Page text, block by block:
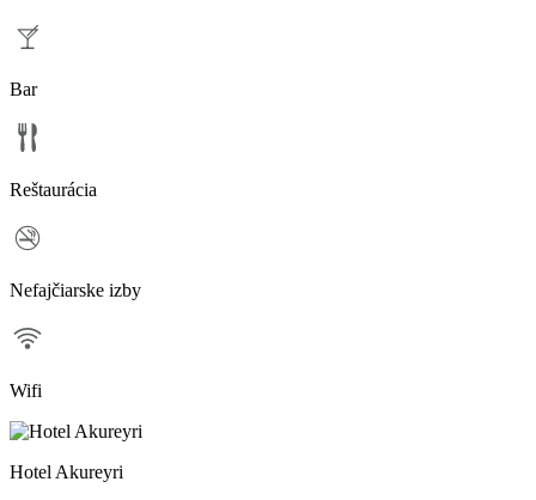
Bar
Reštaurácia
Nefajčiarske izby
Wifi
Hotel Akureyri